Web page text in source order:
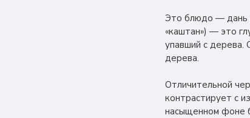
Это блюдо — дань
«каштан») — это
упавший с дерева.
дерева.
Отличительной
контрастирует с
насыщенном фоне